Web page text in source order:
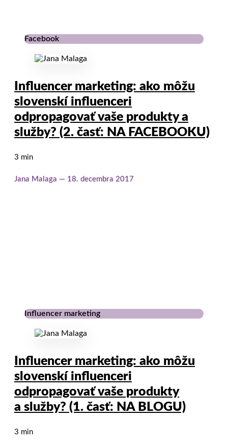
Facebook
Influencer marketing: ako môžu
slovenskí influenceri
odpropagovať vaše produkty a
služby? (2. časť: NA FACEBOOKU)
3 min
Jana Malaga 18. decembra 2017
Influencer marketing
Influencer marketing: ako môžu
slovenskí influenceri
odpropagovať vaše produkty
a služby? (1. časť: NA BLOGU)
3 min